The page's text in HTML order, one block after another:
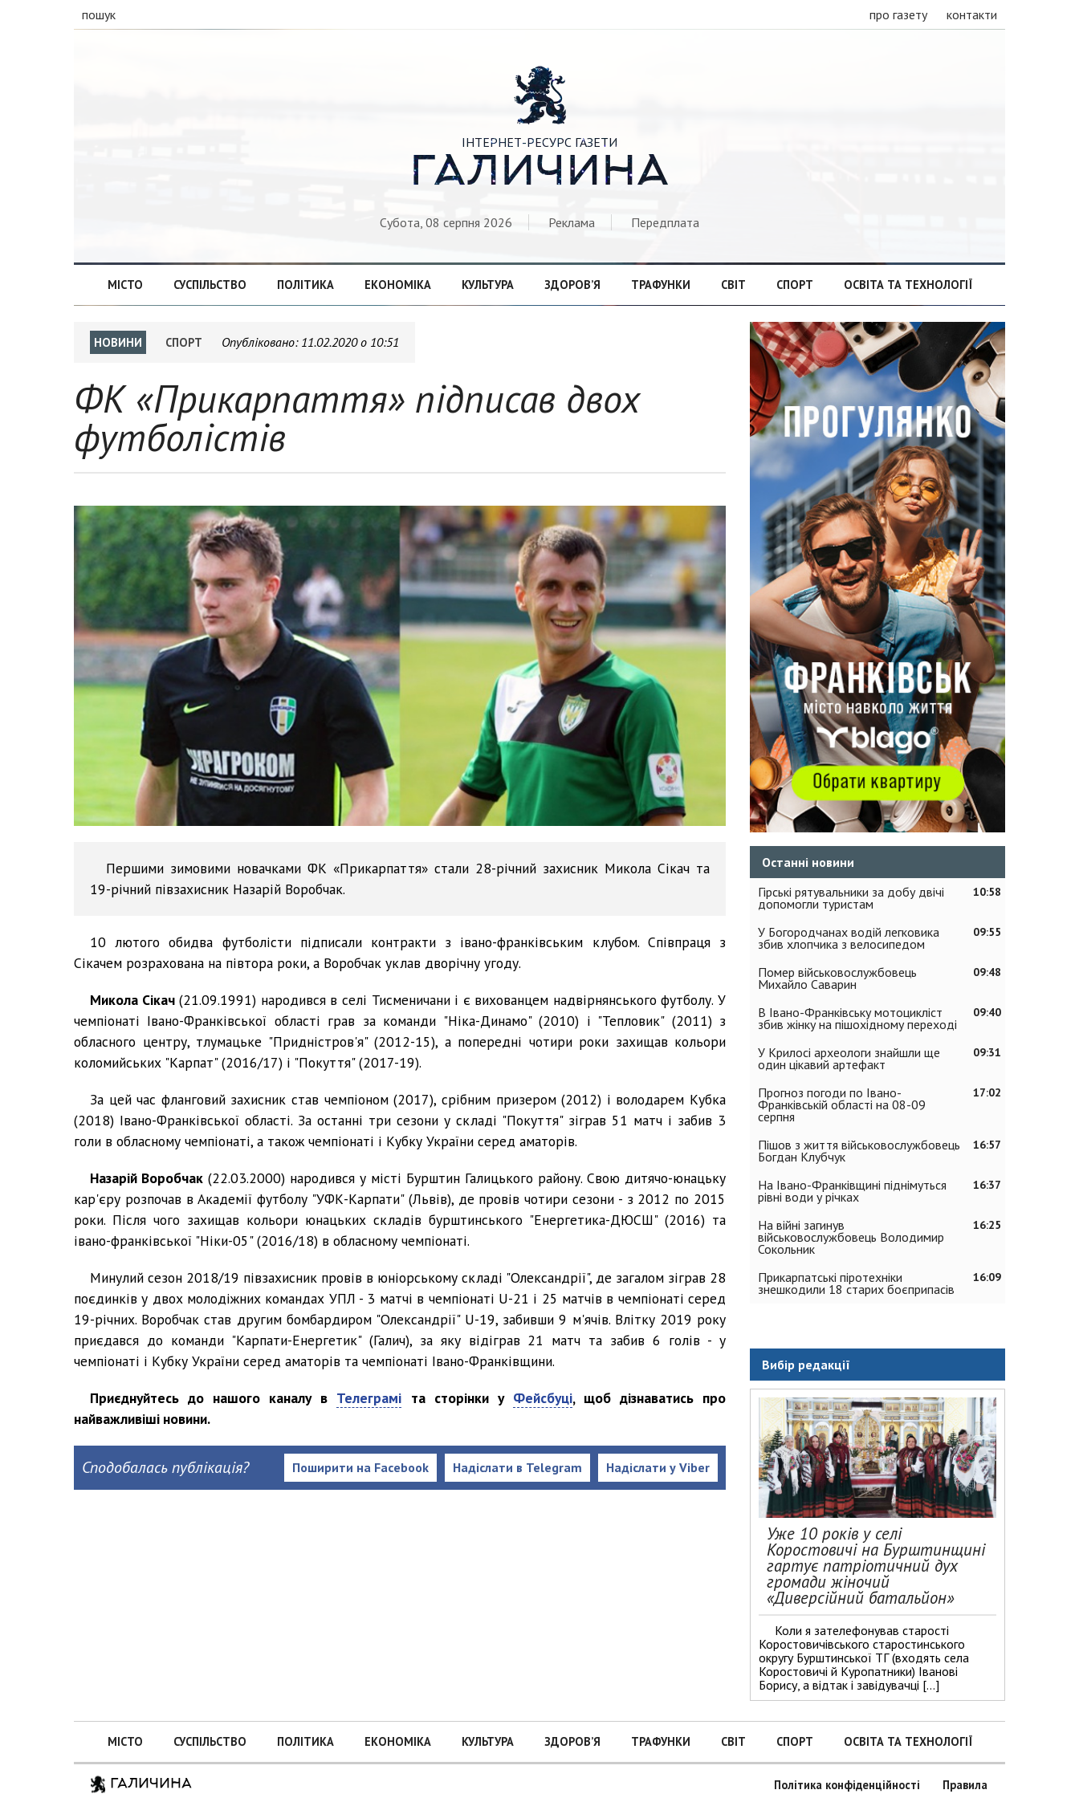
пошук про газету контакти

ІНТЕРНЕТ-РЕСУРС ГАЗЕТИ
ГАЛИЧИНА
Субота, 08 серпня 2026 Реклама Передплата
МІСТО СУСПІЛЬСТВО ПОЛІТИКА ЕКОНОМІКА КУЛЬТУРА ЗДОРОВ’Я ТРАФУНКИ СВІТ СПОРТ ОСВІТА ТА ТЕХНОЛОГІЇ
НОВИНИ СПОРТ Опубліковано: 11.02.2020 о 10:51
ФК «Прикарпаття» підписав двох
футболістів
Першими зимовими новачками ФК «Прикарпаття» стали 28-річний захисник Микола Сікач та
19-річний півзахисник Назарій Воробчак.
10 лютого обидва футболісти підписали контракти з івано-франківським клубом. Співпраця з
Сікачем розрахована на півтора роки, а Воробчак уклав дворічну угоду.
Микола Сікач(21.09.1991) народився в селі Тисменичани і є вихованцем надвірнянського футболу. У
чемпіонаті Івано-Франківської області грав за команди "Ніка-Динамо" (2010) і "Тепловик" (2011) з
обласного центру, тлумацьке "Придністров'я" (2012-15), а попередні чотири роки захищав кольори
коломийських "Карпат" (2016/17) і "Покуття" (2017-19).
За цей час фланговий захисник став чемпіоном (2017), срібним призером (2012) і володарем Кубка
(2018) Івано-Франківської області. За останні три сезони у складі "Покуття" зіграв 51 матч і забив 3
голи в обласному чемпіонаті, а також чемпіонаті і Кубку України серед аматорів.
Назарій Воробчак (22.03.2000) народився у місті Бурштин Галицького району. Свою дитячо-юнацьку
кар'єру розпочав в Академії футболу "УФК-Карпати" (Львів), де провів чотири сезони - з 2012 по 2015
роки. Після чого захищав кольори юнацьких складів бурштинського "Енергетика-ДЮСШ" (2016) та
івано-франківської "Ніки-05" (2016/18) в обласному чемпіонаті.
Минулий сезон 2018/19 півзахисник провів в юніорському складі "Олександрії", де загалом зіграв 28
поєдинків у двох молодіжних командах УПЛ - 3 матчі в чемпіонаті U-21 і 25 матчів в чемпіонаті серед
19-річних. Воробчак став другим бомбардиром "Олександрії" U-19, забивши 9 м'ячів. Влітку 2019 року
приєдався до команди "Карпати-Енергетик" (Галич), за яку відіграв 21 матч та забив 6 голів - у
чемпіонаті і Кубку України серед аматорів та чемпіонаті Івано-Франківщини.
Приєднуйтесь до нашого каналу в Телеграмі та сторінки у Фейсбуці, щоб дізнаватись про
найважливіші новини.
Сподобалась публікація? Надіслати у Viber
Надіслати в Telegram
Поширити на Facebook
Останні новини
10:58
Гірські рятувальники за добу двічі
допомогли туристам
09:55
У Богородчанах водій легковика
збив хлопчика з велосипедом
09:48
Помер військовослужбовець
Михайло Саварин
09:40
В Івано-Франківську мотоцикліст
збив жінку на пішохідному переході
09:31
У Крилосі археологи знайшли ще
один цікавий артефакт
17:02
Прогноз погоди по Івано-
Франківській області на 08-09
серпня
16:57
Пішов з життя військовослужбовець
Богдан Клубчук
16:37
На Івано-Франківщині піднімуться
рівні води у річках
16:25
На війні загинув
військовослужбовець Володимир
Сокольник
16:09
Прикарпатські піротехніки
знешкодили 18 старих боєприпасів
Вибір редакції
Уже 10 років у селі
Коростовичі на Бурштинщині
гартує патріотичний дух
громади жіночий
«Диверсійний батальйон»
Коли я зателефонував старості
Коростовичівського старостинського
округу Бурштинської ТГ (входять села
Коростовичі й Куропатники) Іванові
Борису, а відтак і завідувачці […]
МІСТО СУСПІЛЬСТВО ПОЛІТИКА ЕКОНОМІКА КУЛЬТУРА ЗДОРОВ’Я ТРАФУНКИ СВІТ СПОРТ ОСВІТА ТА ТЕХНОЛОГІЇ
ГАЛИЧИНА Політика конфіденційності Правила